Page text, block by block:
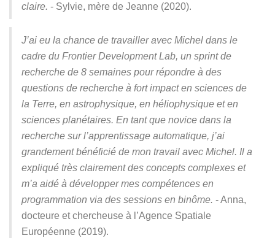
claire. - Sylvie, mère de Jeanne (2020).
J’ai eu la chance de travailler avec Michel dans le
cadre du Frontier Development Lab, un sprint de
recherche de 8 semaines pour répondre à des
questions de recherche à fort impact en sciences de
la Terre, en astrophysique, en héliophysique et en
sciences planétaires. En tant que novice dans la
recherche sur l’apprentissage automatique, j’ai
grandement bénéficié de mon travail avec Michel. Il a
expliqué très clairement des concepts complexes et
m’a aidé à développer mes compétences en
programmation via des sessions en binôme. - Anna,
docteure et chercheuse à l’Agence Spatiale
Européenne (2019).